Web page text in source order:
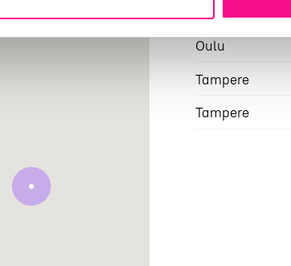
Kaarina
Oulu
Tampere
Tampere